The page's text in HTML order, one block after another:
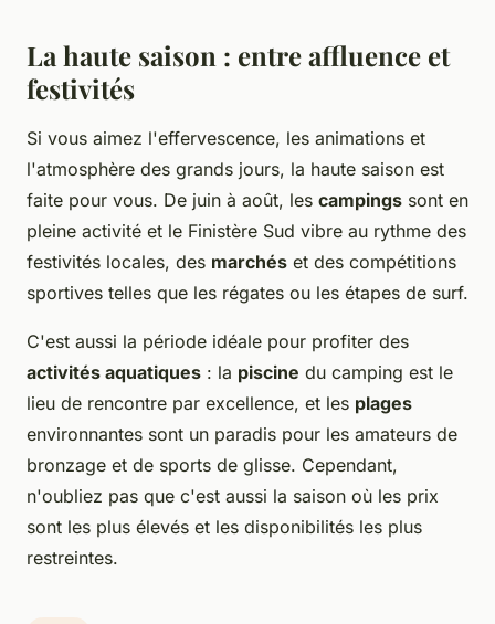
La haute saison : entre affluence et
festivités
Si vous aimez l'effervescence, les animations et
l'atmosphère des grands jours, la haute saison est
faite pour vous. De juin à août, les campings sont en
pleine activité et le Finistère Sud vibre au rythme des
festivités locales, des marchés et des compétitions
sportives telles que les régates ou les étapes de surf.
C'est aussi la période idéale pour profiter des
activités aquatiques : la piscine du camping est le
lieu de rencontre par excellence, et les plages
environnantes sont un paradis pour les amateurs de
bronzage et de sports de glisse. Cependant,
n'oubliez pas que c'est aussi la saison où les prix
sont les plus élevés et les disponibilités les plus
restreintes.